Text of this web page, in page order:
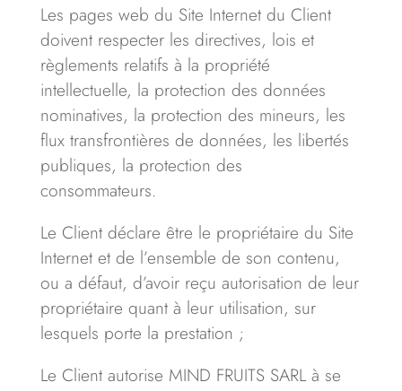
Les pages web du Site Internet du Client
doivent respecter les directives, lois et
règlements relatifs à la propriété
intellectuelle, la protection des données
nominatives, la protection des mineurs, les
flux transfrontières de données, les libertés
publiques, la protection des
consommateurs.
Le Client déclare être le propriétaire du Site
Internet et de l’ensemble de son contenu,
ou a défaut, d’avoir reçu autorisation de leur
propriétaire quant à leur utilisation, sur
lesquels porte la prestation ;
Le Client autorise MIND FRUITS SARL à se